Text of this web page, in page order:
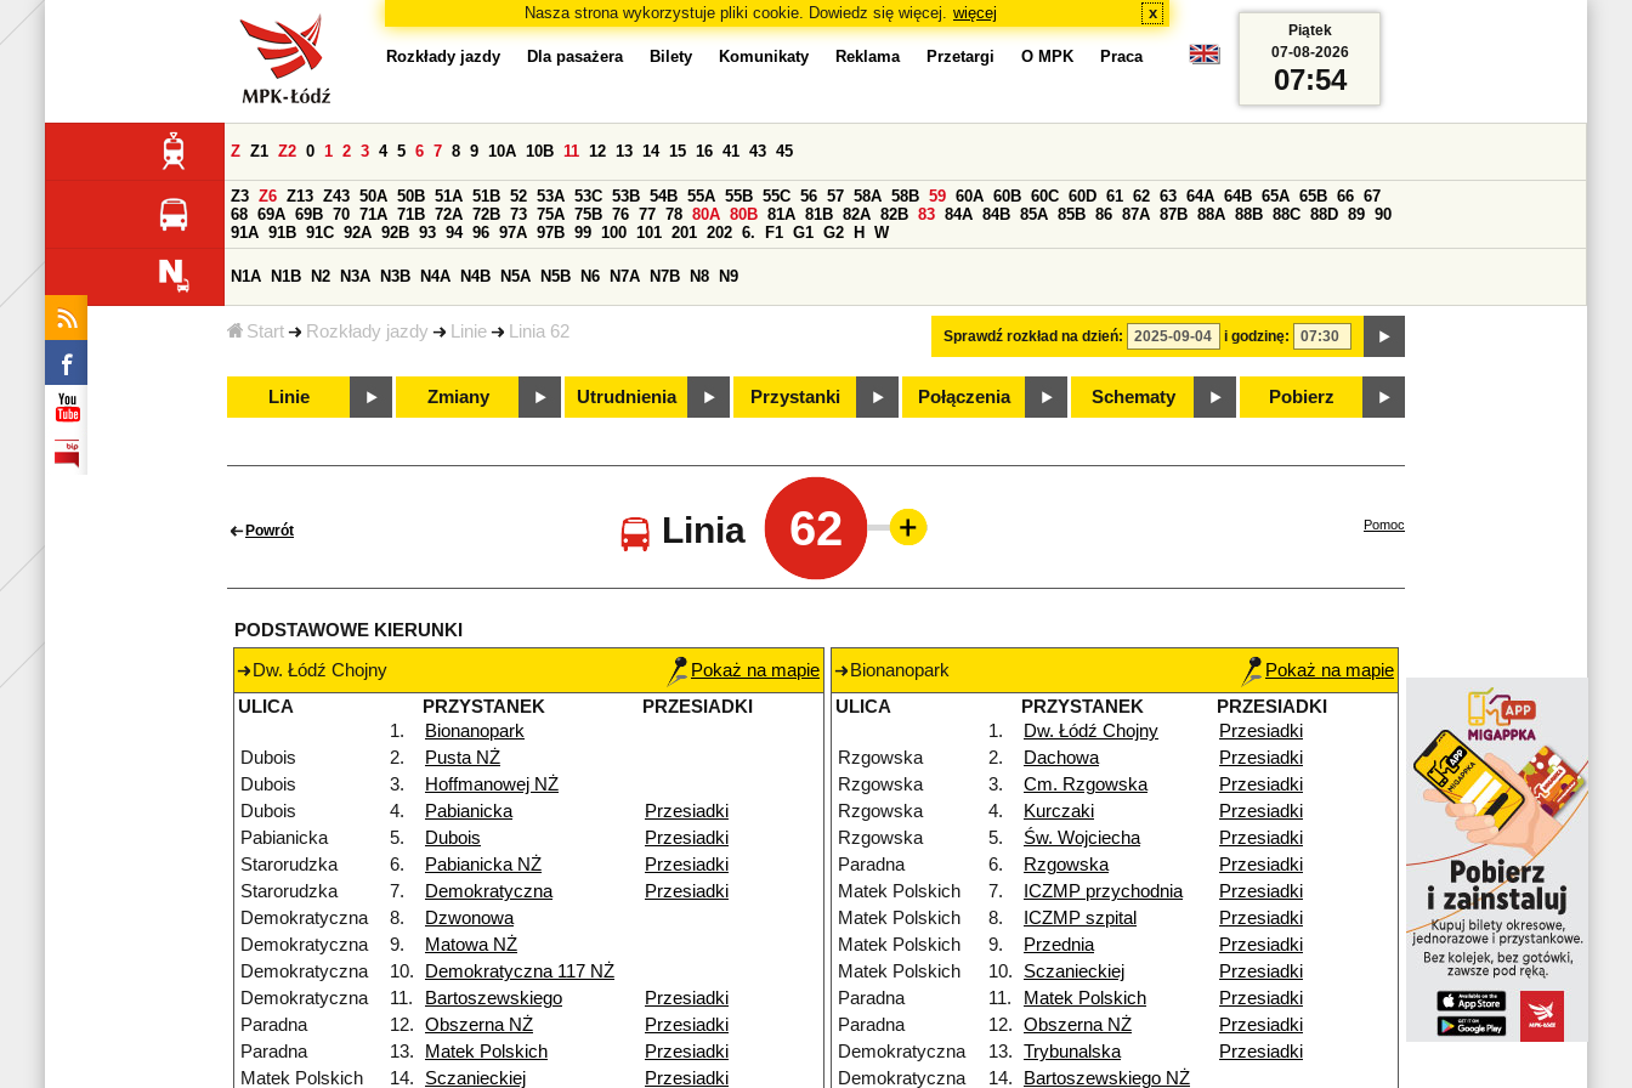
Nasza strona wykorzystuje pliki cookie. Dowiedz się więcej. więcej x
Start Rozkłady jazdy Linie Linia 62
Rozkłady jazdy Dla pasażera Bilety Komunikaty Reklama Przetargi O MPK Praca
Sprawdź rozkład na dzień: i godzinę:
Z Z1 Z2 0 1 2 3 4 5 6 7 8 9 10A 10B 11 12 13 14 15 16 41 43 45
Z3 Z6 Z13 Z43 50A 50B 51A 51B 52 53A 53C 53B 54B 55A 55B 55C 56 57 58A 58B 59 60A 60B 60C 60D 61 62 63 64A 64B 65A 65B 66 67
68 69A 69B 70 71A 71B 72A 72B 73 75A 75B 76 77 78 80A 80B 81A 81B 82A 82B 83 84A 84B 85A 85B 86 87A 87B 88A 88B 88C 88D 89 90
91A 91B 91C 92A 92B 93 94 96 97A 97B 99 100 101 201 202 6. F1 G1 G2 H W
N1A N1B N2 N3A N3B N4A N4B N5A N5B N6 N7A N7B N8 N9
Linie Zmiany Utrudnienia Przystanki Połączenia Schematy Pobierz
Piątek
07-08-2026
07:54
Powrót Linia 62 Pomoc
PODSTAWOWE KIERUNKI
Dw. Łódź Chojny
Pokaż na mapie
ULICA
PRZYSTANEK
PRZESIADKI
1.
Bionanopark
Dubois
2.
Pusta NŻ
Dubois
3.
Hoffmanowej NŻ
Dubois
4. Pabianicka
Przesiadki
Pabianicka
5. Dubois
Przesiadki
Starorudzka
6. Pabianicka NŻ
Przesiadki
Starorudzka
7. Demokratyczna
Przesiadki
Demokratyczna
8.
Dzwonowa
Demokratyczna
9.
Matowa NŻ
Demokratyczna
10.
Demokratyczna 117 NŻ
Demokratyczna
11. Bartoszewskiego
Przesiadki
Paradna
12. Obszerna NŻ
Przesiadki
Paradna
13. Matek Polskich
Przesiadki
Matek Polskich
14. Sczanieckiej Przesiadki
Bionanopark
Pokaż na mapie
ULICA
PRZYSTANEK
PRZESIADKI
1.
Dw. Łódź Chojny
Przesiadki
Rzgowska
2. Dachowa
Przesiadki
Rzgowska
3. Cm. Rzgowska
Przesiadki
Rzgowska
4. Kurczaki
Przesiadki
Rzgowska
5. Św. Wojciecha
Przesiadki
Paradna
6. Rzgowska
Przesiadki
Matek Polskich
7. ICZMP przychodnia
Przesiadki
Matek Polskich
8. ICZMP szpital
Przesiadki
Matek Polskich
9. Przednia
Przesiadki
Matek Polskich
10. Sczanieckiej
Przesiadki
Paradna
11. Matek Polskich
Przesiadki
Paradna
12. Obszerna NŻ
Przesiadki
Demokratyczna
13. Trybunalska
Przesiadki
Demokratyczna
14. Bartoszewskiego NŻ